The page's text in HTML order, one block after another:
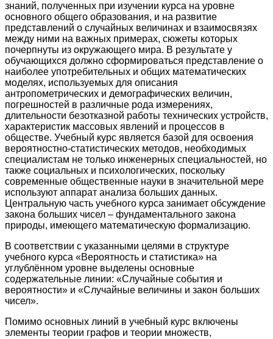
знаний, полученных при изучении курса на уровне
основного общего образования, и на развитие
представлений о случайных величинах и взаимосвязях
между ними на важных примерах, сюжеты которых
почерпнуты из окружающего мира. В результате у
обучающихся должно сформироваться представление о
наиболее употребительных и общих математических
моделях, используемых для описания
антропометрических и демографических величин,
погрешностей в различные рода измерениях,
длительности безотказной работы технических устройств,
характеристик массовых явлений и процессов в
обществе. Учебный курс является базой для освоения
вероятностно-статистических методов, необходимых
специалистам не только инженерных специальностей, но
также социальных и психологических, поскольку
современные общественные науки в значительной мере
используют аппарат анализа больших данных.
Центральную часть учебного курса занимает обсуждение
закона больших чисел – фундаментального закона
природы, имеющего математическую формализацию.
В соответствии с указанными целями в структуре
учебного курса «Вероятность и статистика» на
углублённом уровне выделены основные
содержательные линии: «Случайные события и
вероятности» и «Случайные величины и закон больших
чисел».
Помимо основных линий в учебный курс включены
элементы теории графов и теории множеств,